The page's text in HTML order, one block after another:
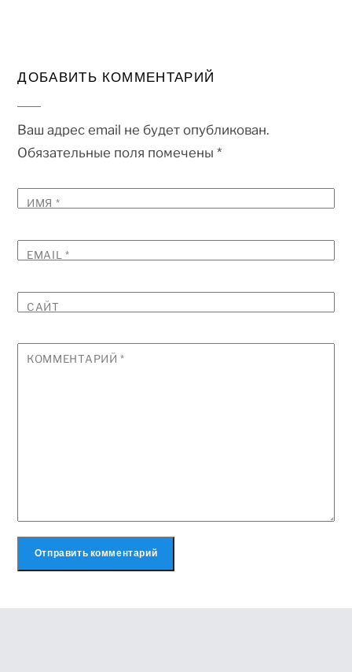
ДОБАВИТЬ КОММЕНТАРИЙ
Ваш адрес email не будет опубликован.
Обязательные поля помечены*
ИМЯ *
EMAIL *
САЙТ
КОММЕНТАРИЙ *